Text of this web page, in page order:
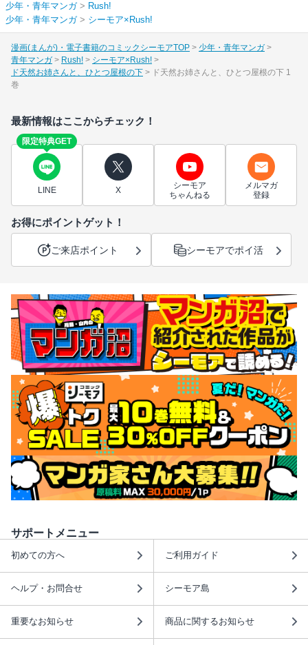
少年・青年マンガ> Rush!
少年・青年マンガ> シーモア×Rush!
漫画(まんが)・電子書籍のコミックシーモアTOP
少年・青年マンガ
青年マンガ
Rush!
シーモア×Rush!
ド天然お姉さんと、ひとつ屋根の下
ド天然お姉さんと、ひとつ屋根の下 1
巻
最新情報はここからチェック！
限定特典GET
LINE X
シーモア
ちゃんねる
メルマガ
登録
お得にポイントゲット！
ご来店ポイント シーモアでポイ活
サポートメニュー
初めての方へ ご利用ガイド
ヘルプ・お問合せ シーモア島
重要なお知らせ 商品に関するお知らせ